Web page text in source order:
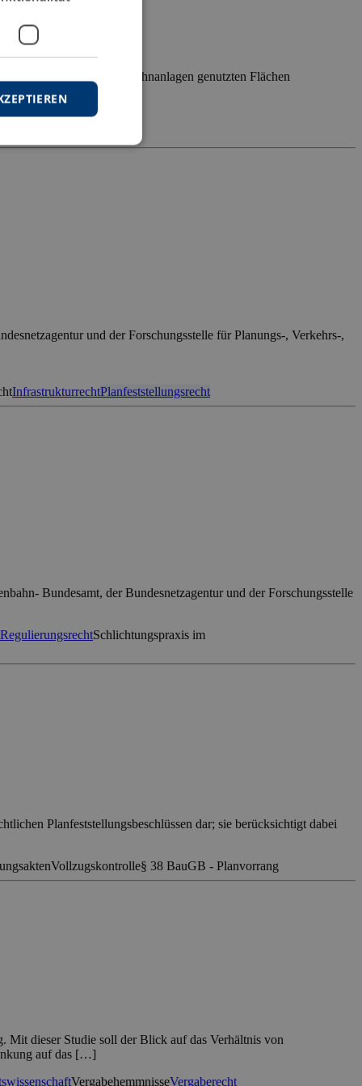
der ehemals für Bahnanlagen genutzten Flächen
und der Forschungsstelle für Planungs-, Verkehrs-,
InfrastrukturrechtPlanfeststellungsrecht
Bundesamt, der Bundesnetzagentur und der Forschungsstelle
RegulierungsrechtSchlichtungspraxis im
Planfeststellungsbeschlüssen dar; sie berücksichtigt dabei
Vollzugskontrolle§ 38 BauGB - Planvorrang
Mit dieser Studie soll der Blick auf das Verhältnis von
auf das […]
VergabehemmnisseVergaberecht